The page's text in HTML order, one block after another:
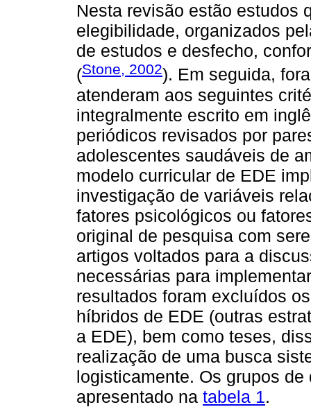
Nesta revisão estão estudos
elegibilidade, organizados
de estudos e desfecho,
(Stone, 2002). Em seguida,
atenderam aos seguintes
integralmente escrito em
periódicos revisados por
adolescentes saudáveis de
modelo curricular de EDE
investigação de variáveis
fatores psicológicos ou
original de pesquisa com
artigos voltados para a
necessárias para
resultados foram excluídos
híbridos de EDE (outras
a EDE), bem como teses,
realização de uma busca
logisticamente. Os grupos
apresentado na tabela 1 .